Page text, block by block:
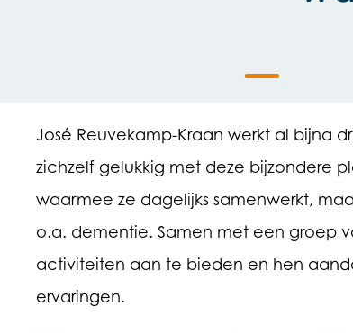
José Reuvekamp-Kraan werkt al bijna
zichzelf gelukkig met deze bijzondere
waarmee ze dagelijks samenwerkt,
o.a. dementie. Samen met een groep
activiteiten aan te bieden en hen
ervaringen.